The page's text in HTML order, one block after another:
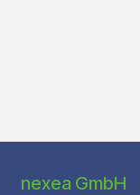
nexea GmbH